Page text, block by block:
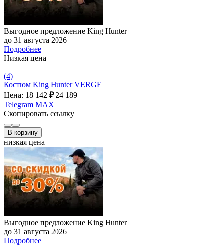
Выгодное предложение King Hunter
до 31 августа 2026
Подробнее
Низкая цена
(4)
Костюм King Hunter VERGE
Цена: 18 142 ₽ 24 189
Telegram MAX
Скопировать ссылку
В корзину
низкая цена
Выгодное предложение King Hunter
до 31 августа 2026
Подробнее